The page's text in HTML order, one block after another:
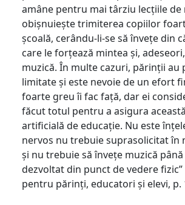
amâne pentru mai târziu lecțiile de
obișnuiește trimiterea copiilor
școală, cerându-li-se să învețe din
care le forțează mintea și,
muzică. În multe cazuri, părinții au
limitate și este nevoie de un efort
foarte greu îi fac față, dar ei
făcut totul pentru a asigura
artificială de educație. Nu este
nervos nu trebuie suprasolicitat în
și nu trebuie să învețe muzică
dezvoltat din punct de vedere
pentru părinți, educatori și elevi, p.